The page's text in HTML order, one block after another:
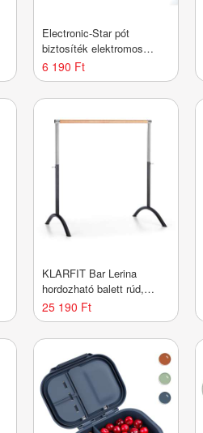
Electronic-Star pót
biztosíték elektromos
rollerhez
6 190 Ft
KLARFIT Bar Lerina
hordozható balett rúd,
110x113 cm, állítható
magasság, acél, fekete
25 190 Ft